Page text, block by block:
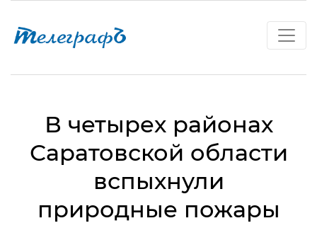
В четырех районах
Саратовской области
вспыхнули
природные пожары